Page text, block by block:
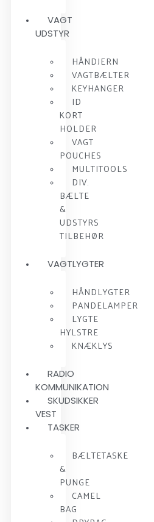
VAGT
UDSTYR
HÅNDJERN
VAGTBÆLTER
KEYHANGER
ID
KORT
HOLDER
VAGT
POUCHES
MULTITOOLS
DIV.
BÆLTE
&
UDSTYRS
TILBEHØR
VAGTLYGTER
HÅNDLYGTER
PANDELAMPER
LYGTE
HYLSTRE
KNÆKLYS
RADIO
KOMMUNIKATION
SKUDSIKKER
VEST
TASKER
BÆLTETASKE
&
PUNGE
CAMEL
BAG